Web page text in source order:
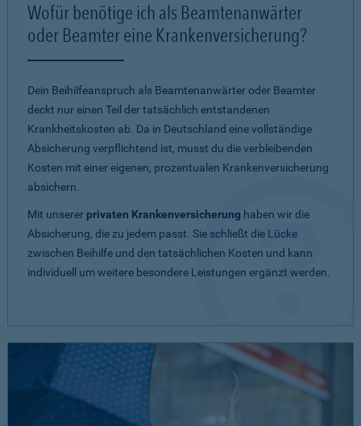
Wofür benötige ich als Beamtenanwärter
oder Beamter eine Krankenversicherung?
Dein Beihilfeanspruch als Beamtenanwärter oder Beamter
deckt nur einen Teil der tatsächlich entstandenen
Krankheitskosten ab. Da in Deutschland eine vollständige
Absicherung verpflichtend ist, musst du die verbleibenden
Kosten mit einer eigenen, prozentualen Krankenversicherung
absichern.
Mit unserer privaten Krankenversicherung haben wir die
Absicherung, die zu jedem passt. Sie schließt die Lücke
zwischen Beihilfe und den tatsächlichen Kosten und kann
individuell um weitere besondere Leistungen ergänzt werden.